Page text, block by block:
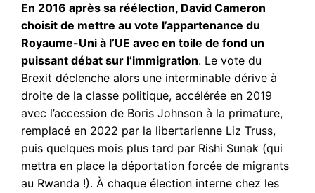
En 2016 après sa réélection, David Cameron
choisit de mettre au vote l’appartenance du
Royaume-Uni à l’UE avec en toile de fond un
puissant débat sur l’immigration. Le vote du
Brexit déclenche alors une interminable dérive à
droite de la classe politique, accélérée en 2019
avec l’accession de Boris Johnson à la primature,
remplacé en 2022 par la libertarienne Liz Truss,
puis quelques mois plus tard par Rishi Sunak (qui
mettra en place la déportation forcée de migrants
au Rwanda !). À chaque élection interne chez les